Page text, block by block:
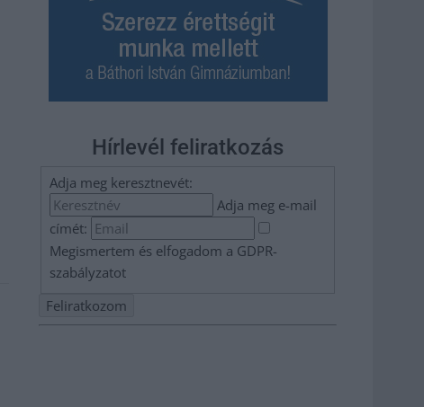
Hírlevél feliratkozás
Adja meg keresztnevét:
Adja meg e-mail
címét:
Megismertem és elfogadom a GDPR-
szabályzatot